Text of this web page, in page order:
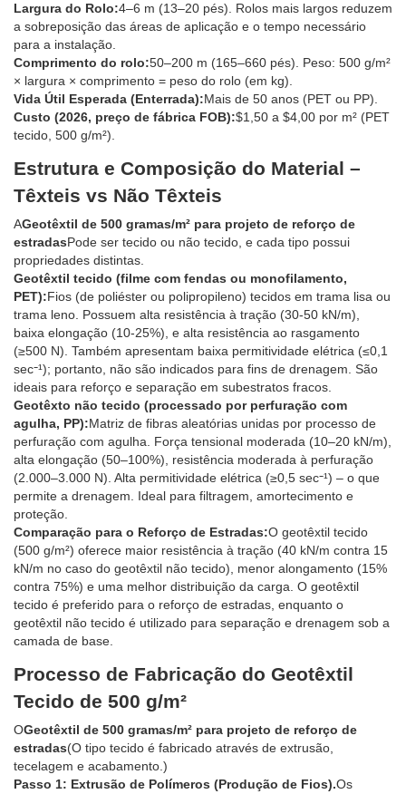
Largura do Rolo:4–6 m (13–20 pés). Rolos mais largos reduzem
a sobreposição das áreas de aplicação e o tempo necessário
para a instalação.
Comprimento do rolo:50–200 m (165–660 pés). Peso: 500 g/m²
× largura × comprimento = peso do rolo (em kg).
Vida Útil Esperada (Enterrada):Mais de 50 anos (PET ou PP).
Custo (2026, preço de fábrica FOB):$1,50 a $4,00 por m² (PET
tecido, 500 g/m²).
Estrutura e Composição do Material –
Têxteis vs Não Têxteis
AGeotêxtil de 500 gramas/m² para projeto de reforço de
estradasPode ser tecido ou não tecido, e cada tipo possui
propriedades distintas.
Geotêxtil tecido (filme com fendas ou monofilamento,
PET):Fios (de poliéster ou polipropileno) tecidos em trama lisa ou
trama leno. Possuem alta resistência à tração (30-50 kN/m),
baixa elongação (10-25%), e alta resistência ao rasgamento
(≥500 N). Também apresentam baixa permitividade elétrica (≤0,1
sec⁻¹); portanto, não são indicados para fins de drenagem. São
ideais para reforço e separação em subestratos fracos.
Geotêxto não tecido (processado por perfuração com
agulha, PP):Matriz de fibras aleatórias unidas por processo de
perfuração com agulha. Força tensional moderada (10–20 kN/m),
alta elongação (50–100%), resistência moderada à perfuração
(2.000–3.000 N). Alta permitividade elétrica (≥0,5 sec⁻¹) – o que
permite a drenagem. Ideal para filtragem, amortecimento e
proteção.
Comparação para o Reforço de Estradas:O geotêxtil tecido
(500 g/m²) oferece maior resistência à tração (40 kN/m contra 15
kN/m no caso do geotêxtil não tecido), menor alongamento (15%
contra 75%) e uma melhor distribuição da carga. O geotêxtil
tecido é preferido para o reforço de estradas, enquanto o
geotêxtil não tecido é utilizado para separação e drenagem sob a
camada de base.
Processo de Fabricação do Geotêxtil
Tecido de 500 g/m²
OGeotêxtil de 500 gramas/m² para projeto de reforço de
estradas(O tipo tecido é fabricado através de extrusão,
tecelagem e acabamento.)
Passo 1: Extrusão de Polímeros (Produção de Fios).Os